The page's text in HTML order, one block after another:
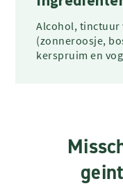
Alcohol, tinctuur
(zonneroosje,
kerspruim en